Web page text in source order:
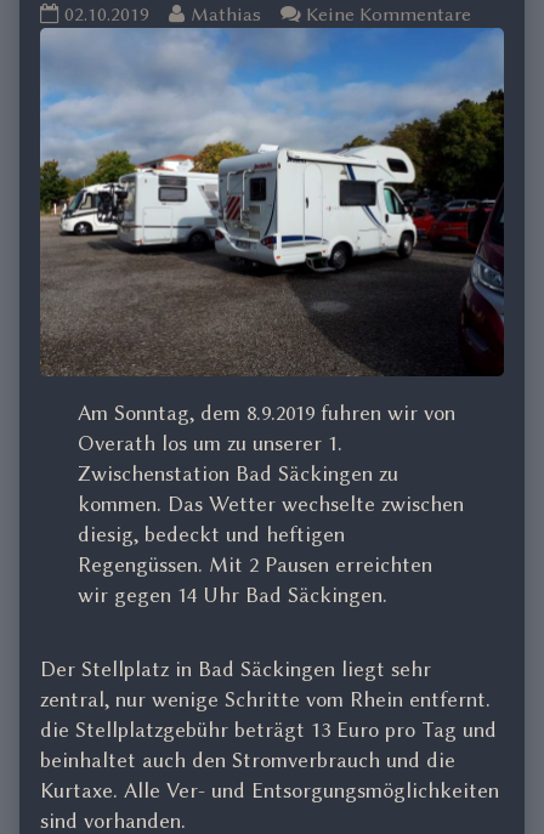
custom
taxonomy
term
Lago
Allgäu
9.2019
published
on
02.10.2019
Read
more
author
of
Lago
Maggiore
und
Allgäu
9.2019,
Mathias Keine Kommentare
Lago
und
Allgäu
9.2019
Am Sonntag, dem 8.9.2019 fuhren wir von
Overath los um zu unserer 1.
Zwischenstation Bad Säckingen zu
kommen. Das Wetter wechselte zwischen
diesig, bedeckt und heftigen
Regengüssen. Mit 2 Pausen erreichten
wir gegen 14 Uhr Bad Säckingen.
Der Stellplatz in Bad Säckingen liegt sehr
zentral, nur wenige Schritte vom Rhein entfernt.
die Stellplatzgebühr beträgt 13 Euro pro Tag und
beinhaltet auch den Stromverbrauch und die
Kurtaxe. Alle Ver- und Entsorgungsmöglichkeiten
sind vorhanden.